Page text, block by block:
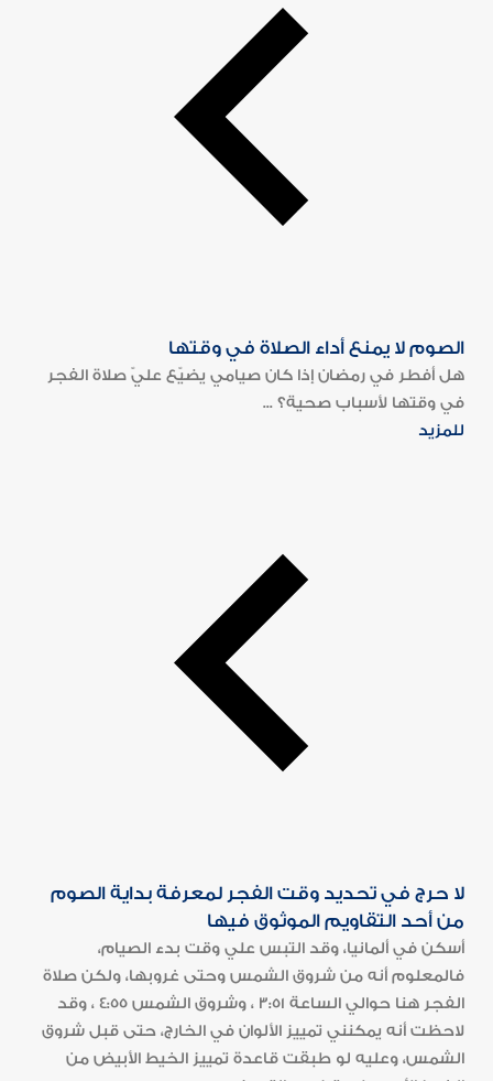
الصوم لا يمنع أداء الصلاة في وقتها
هل أفطر في رمضان إذا كان صيامي يضيّع عليّ صلاة الفجر
في وقتها لأسباب صحية؟ ...
للمزيد
لا حرج في تحديد وقت الفجر لمعرفة بداية الصوم
من أحد التقاويم الموثوق فيها
أسكن في ألمانيا، وقد التبس علي وقت بدء الصيام،
فالمعلوم أنه من شروق الشمس وحتى غروبها، ولكن صلاة
الفجر هنا حوالي الساعة 3:51 ، وشروق الشمس 4:55 ، وقد
لاحظت أنه يمكنني تمييز الألوان في الخارج، حتى قبل شروق
الشمس، وعليه لو طبقت قاعدة تمييز الخيط الأبيض من